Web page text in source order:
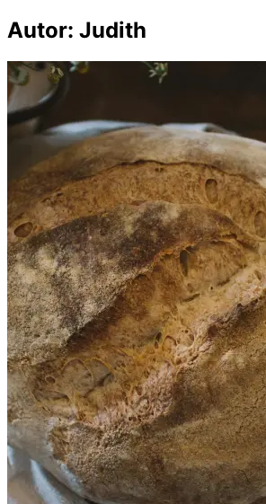
Autor: Judith